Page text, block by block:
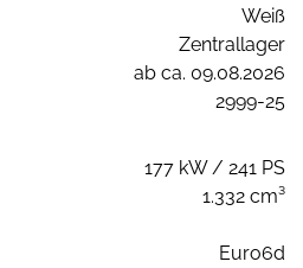
Weiß
Zentrallager
ab ca. 09.08.2026
2999-25
177 kW / 241 PS
1.332 cm³
Euro6d